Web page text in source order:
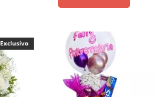
Exclusivo